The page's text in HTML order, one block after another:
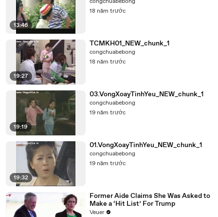
13:46
18 năm trước
19:27
TCMKH01_NEW_chunk_1
congchuabebong
18 năm trước
19:19
03.VongXoayTinhYeu_NEW_chunk_1
congchuabebong
19 năm trước
19:32
01.VongXoayTinhYeu_NEW_chunk_1
congchuabebong
19 năm trước
Former Aide Claims She Was Asked to
Make a ‘Hit List’ For Trump
Veuer